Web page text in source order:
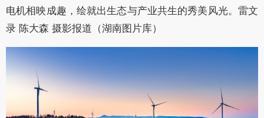
电机相映成趣，绘就出生态与产业共生的秀美风光。雷文
录 陈大森 摄影报道（湖南图片库）